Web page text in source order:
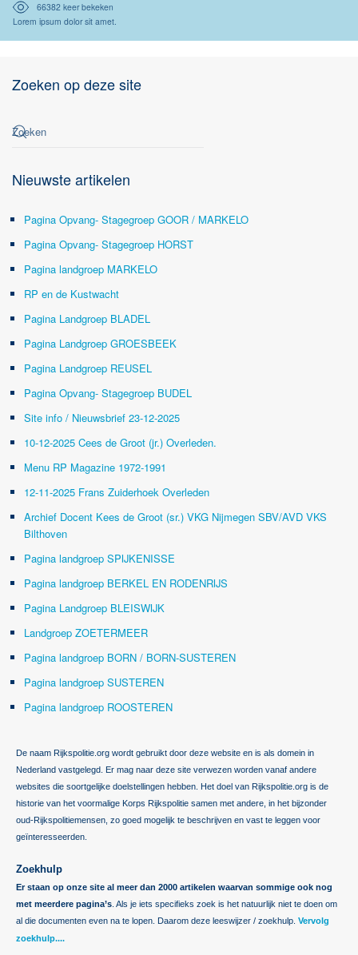
66382 keer bekeken
Lorem ipsum dolor sit amet.
Zoeken op deze site
Nieuwste artikelen
Pagina Opvang- Stagegroep GOOR / MARKELO
Pagina Opvang- Stagegroep HORST
Pagina landgroep MARKELO
RP en de Kustwacht
Pagina Landgroep BLADEL
Pagina Landgroep GROESBEEK
Pagina Landgroep REUSEL
Pagina Opvang- Stagegroep BUDEL
Site info / Nieuwsbrief 23-12-2025
10-12-2025 Cees de Groot (jr.) Overleden.
Menu RP Magazine 1972-1991
12-11-2025 Frans Zuiderhoek Overleden
Archief Docent Kees de Groot (sr.) VKG Nijmegen SBV/AVD VKS
Bilthoven
Pagina landgroep SPIJKENISSE
Pagina landgroep BERKEL EN RODENRIJS
Pagina Landgroep BLEISWIJK
Landgroep ZOETERMEER
Pagina landgroep BORN / BORN-SUSTEREN
Pagina landgroep SUSTEREN
Pagina landgroep ROOSTEREN
De naam Rijkspolitie.org wordt gebruikt door deze website en is als domein in
Nederland vastgelegd. Er mag naar deze site verwezen worden vanaf andere
websites die soortgelijke doelstellingen hebben. Het doel van Rijkspolitie.org is de
historie van het voormalige Korps Rijkspolitie samen met andere, in het bijzonder
oud-Rijkspolitiemensen, zo goed mogelijk te beschrijven en vast te leggen voor
geïnteresseerden.
Zoekhulp
Er staan op onze site al meer dan 2000 artikelen waarvan sommige ook nog
met meerdere pagina’s . Als je iets specifieks zoek is het natuurlijk niet te doen om
al die documenten even na te lopen. Daarom deze leeswijzer / zoekhulp. Vervolg
zoekhulp....